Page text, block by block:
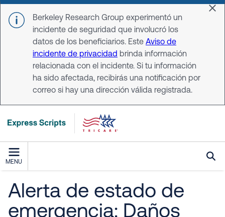
Skip to main content
Berkeley Research Group experimentó un
incidente de seguridad que involucró los
datos de los beneficiarios. Este Aviso de
incidente de privacidad brinda información
relacionada con el incidente. Si tu información
ha sido afectada, recibirás una notificación por
correo si hay una dirección válida registrada.
MENU
Alerta de estado de
emergencia: Daños